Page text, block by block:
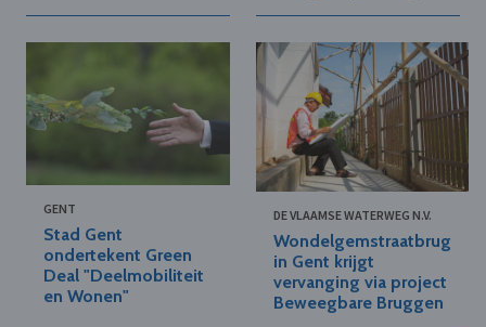
GENT
Stad Gent
ondertekent Green
Deal "Deelmobiliteit
en Wonen"
DE VLAAMSE WATERWEG N.V.
Wondelgemstraatbrug
in Gent krijgt
vervanging via project
Beweegbare Bruggen